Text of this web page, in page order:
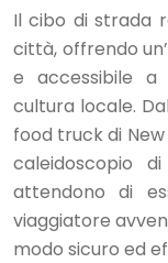
Il cibo di strada
città, offrendo
e accessibile a
cultura locale.
food truck di
caleidoscopio
attendono di
viaggiatore
modo sicuro ed